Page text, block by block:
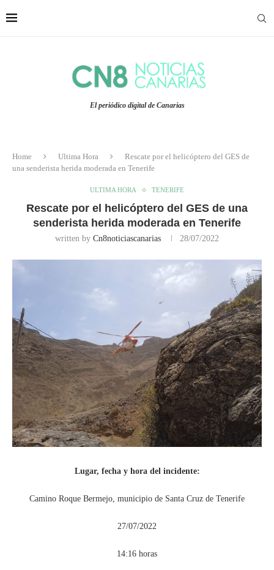
El periódico digital de Canarias
Home Ultima Hora
Rescate por el helicóptero del GES de
una senderista herida moderada en Tenerife
ULTIMA HORA TENERIFE
Rescate por el helicóptero del GES de una
senderista herida moderada en Tenerife
written by Cn8noticiascanarias 28/07/2022
Lugar, fecha y hora del incidente:
Camino Roque Bermejo, municipio de Santa Cruz de Tenerife
27/07/2022
14:16 horas